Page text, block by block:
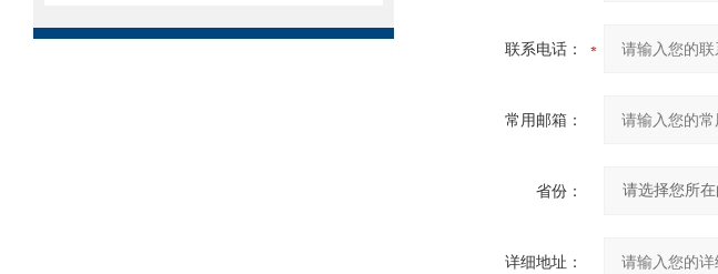
联系电话：
常用邮箱：
省份：
详细地址：